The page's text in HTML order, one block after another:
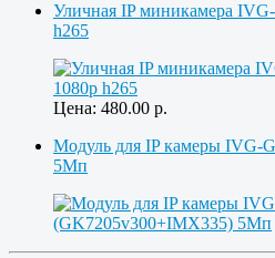
Уличная IP миникамера
h265
Цена: 480.00 р.
Модуль для IP камеры IVG-
5Мп